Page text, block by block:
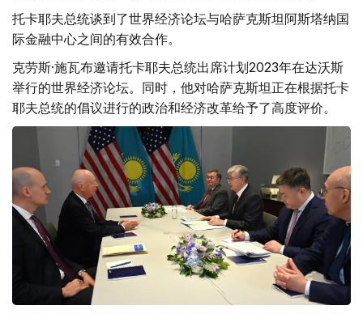
托卡耶夫总统谈到了世界经济论坛与哈萨克斯坦阿斯塔纳国
际金融中心之间的有效合作。
克劳斯·施瓦布邀请托卡耶夫总统出席计划2023年在达沃斯
举行的世界经济论坛。同时，他对哈萨克斯坦正在根据托卡
耶夫总统的倡议进行的政治和经济改革给予了高度评价。